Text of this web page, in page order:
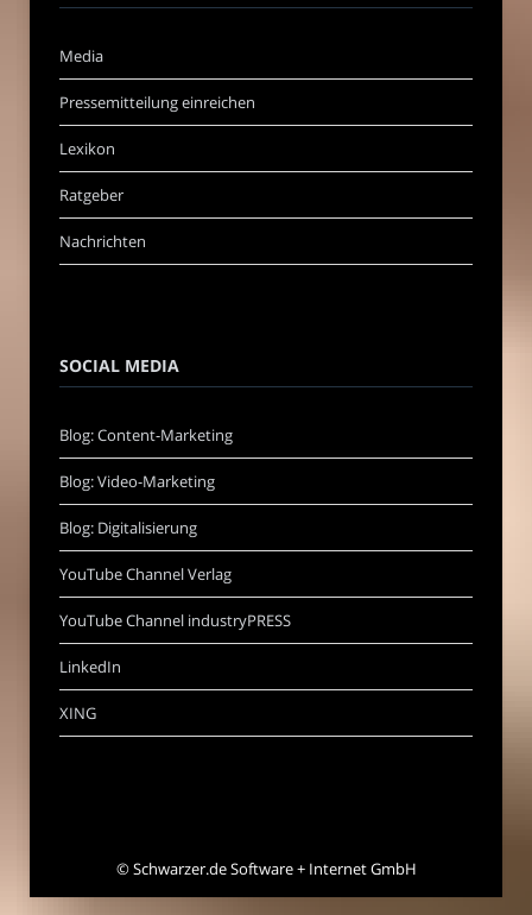
Media
Pressemitteilung einreichen
Lexikon
Ratgeber
Nachrichten
SOCIAL MEDIA
Blog: Content-Marketing
Blog: Video-Marketing
Blog: Digitalisierung
YouTube Channel Verlag
YouTube Channel industryPRESS
LinkedIn
XING
©Schwarzer.de Software + Internet GmbH